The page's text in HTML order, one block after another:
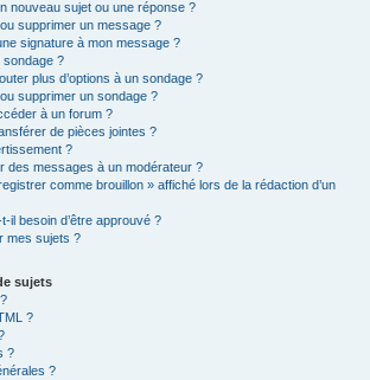
nouveau sujet ou une réponse ?
supprimer un message ?
signature à mon message ?
sondage ?
plus d’options à un sondage ?
supprimer un sondage ?
à un forum ?
de pièces jointes ?
?
des messages à un modérateur ?
comme brouillon » affiché lors de la rédaction d’un
il besoin d’être approuvé ?
mes sujets ?
sujets
?
?
?